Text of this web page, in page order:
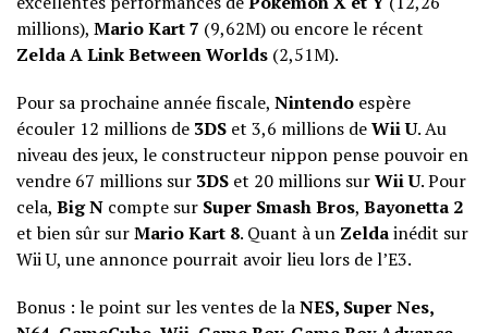
millions), Mario Kart 7 (9,62M) ou encore le récent
Zelda A Link Between Worlds (2,51M).
Pour sa prochaine année fiscale, Nintendo espère
écouler 12 millions de 3DS et 3,6 millions deWii U. Au
niveau des jeux, le constructeur nippon pense pouvoir en
vendre 67 millions sur 3DS et 20 millions surWii U. Pour
cela, Big N compte sur Super Smash Bros, Bayonetta 2
et bien sûr surMario Kart 8. Quant à un Zeldainédit sur
Wii U, une annonce pourrait avoir lieu lors de l’E3.
Bonus : le point sur les ventes de laNES, Super Nes,